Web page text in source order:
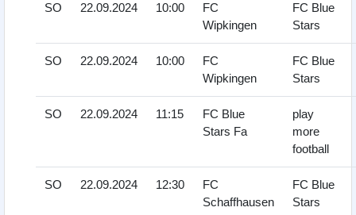
SO 22.09.2024 10:00
FC
Wipkingen
FC Blue
Stars
SO 22.09.2024 10:00
FC
Wipkingen
FC Blue
Stars
SO 22.09.2024 11:15
FC Blue
Stars Fa
play
more
football
SO 22.09.2024 12:30
FC
Schaffhausen
FC Blue
Stars